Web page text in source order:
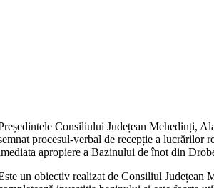
Consiliului Județean Mehedinți,
procesul-verbal de recepție a lucrărilor
apropiere a Bazinului de înot din
un obiectiv realizat de Consiliul Județean